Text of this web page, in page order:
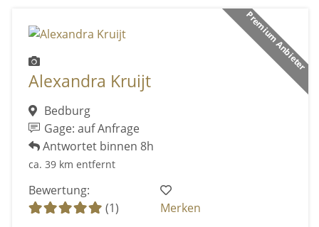
Premium Anbieter
Alexandra Kruijt
Bedburg
Gage: auf Anfrage
Antwortet binnen 8h
ca. 39 km entfernt
Bewertung:
(1)
Merken